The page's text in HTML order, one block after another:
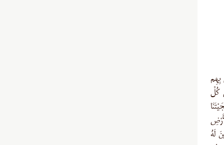
بِهِم
كُلِّ
لَهُ